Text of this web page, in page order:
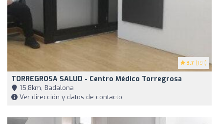
3.7 (191)
TORREGROSA SALUD - Centro Médico Torregrosa
15,8km, Badalona
Ver dirección y datos de contacto